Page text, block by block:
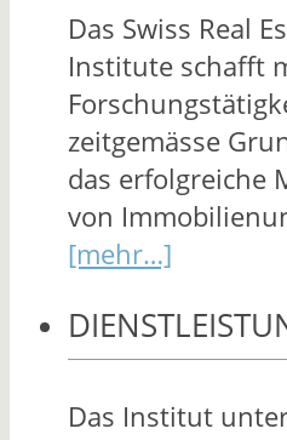
Das Swiss Real
Institute schafft
zeitgemässe
das erfolgreiche
von
[mehr…]
Das Institut